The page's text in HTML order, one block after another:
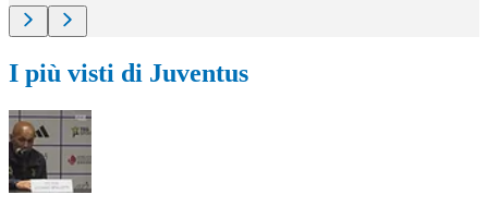
I più visti di Juventus